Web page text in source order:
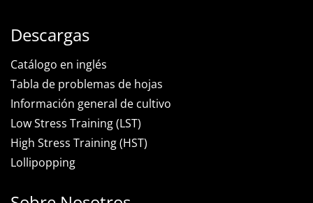
Descargas
Catálogo en inglés
Tabla de problemas de hojas
Información general de cultivo
Low Stress Training (LST)
High Stress Training (HST)
Lollipopping